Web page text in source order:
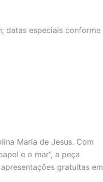
datas especiais conforme
Maria de Jesus. Com
e o mar”, a peça
gratuitas em